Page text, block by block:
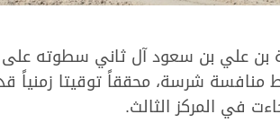
بن علي بن سعود آل ثاني سطوته
في المركز الثالث.